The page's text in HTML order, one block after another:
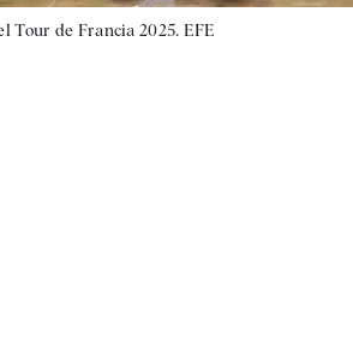
Tour de Francia 2025. EFE